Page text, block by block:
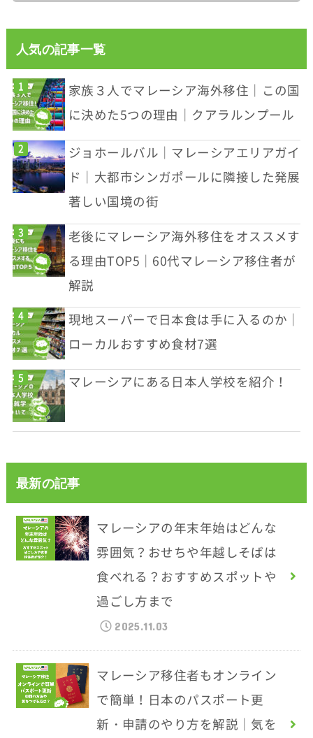
人気の記事一覧
家族３人でマレーシア海外移住｜この国
に決めた5つの理由｜クアラルンプール
ジョホールバル｜マレーシアエリアガイ
ド｜大都市シンガポールに隣接した発展
著しい国境の街
老後にマレーシア海外移住をオススメす
る理由TOP5｜60代マレーシア移住者が
解説
現地スーパーで日本食は手に入るのか｜
ローカルおすすめ食材7選
マレーシアにある日本人学校を紹介！
最新の記事
マレーシアの年末年始はどんな
雰囲気？おせちや年越しそばは
食べれる？おすすめスポットや
過ごし方まで
2025.11.03
マレーシア移住者もオンライン
で簡単！日本のパスポート更
新・申請のやり方を解説｜気を